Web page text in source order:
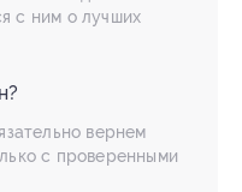
с ним о лучших
вернем
с проверенными